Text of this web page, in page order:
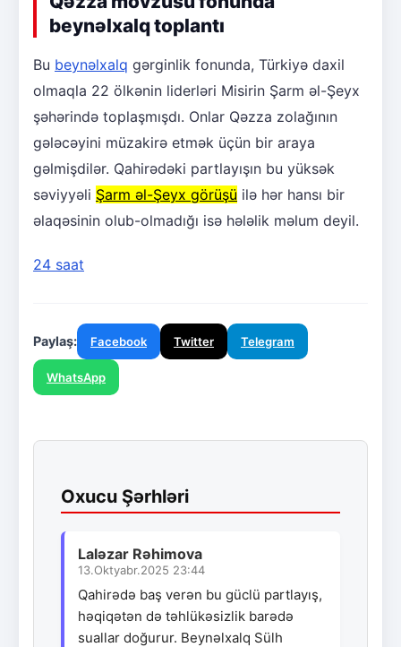
beynəlxalq toplantı
Bu beynəlxalq gərginlik fonunda, Türkiyə daxil
olmaqla 22 ölkənin liderləri Misirin Şarm əl-Şeyx
şəhərində toplaşmışdı. Onlar Qəzza zolağının
gələcəyini müzakirə etmək üçün bir araya
gəlmişdilər. Qahirədəki partlayışın bu yüksək
səviyyəli Şarm əl-Şeyx görüşü ilə hər hansı bir
əlaqəsinin olub-olmadığı isə hələlik məlum deyil.
24 saat
Paylaş: Facebook Twitter Telegram
WhatsApp
Oxucu Şərhləri
Laləzar Rəhimova
13.Oktyabr.2025 23:44
Qahirədə baş verən bu güclü partlayış,
həqiqətən də təhlükəsizlik barədə
suallar doğurur. Beynəlxalq Sülh